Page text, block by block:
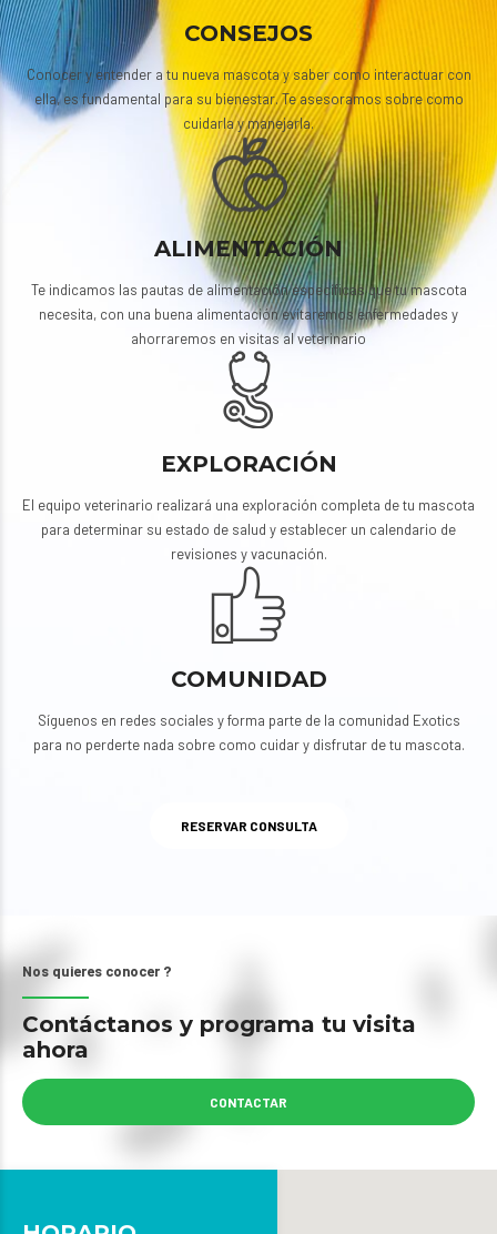
CONSEJOS
Conocer y entender a tu nueva mascota y saber como interactuar con
ella, es fundamental para su bienestar. Te asesoramos sobre como
cuidarla y manejarla.
ALIMENTACIÓN
Te indicamos las pautas de alimentación específicas que tu mascota
necesita, con una buena alimentación evitaremos enfermedades y
ahorraremos en visitas al veterinario
EXPLORACIÓN
El equipo veterinario realizará una exploración completa de tu mascota
para determinar su estado de salud y establecer un calendario de
revisiones y vacunación.
COMUNIDAD
Síguenos en redes sociales y forma parte de la comunidad Exotics
para no perderte nada sobre como cuidar y disfrutar de tu mascota.
RESERVAR CONSULTA
Nos quieres conocer ?
Contáctanos y programa tu visita
ahora
CONTACTAR